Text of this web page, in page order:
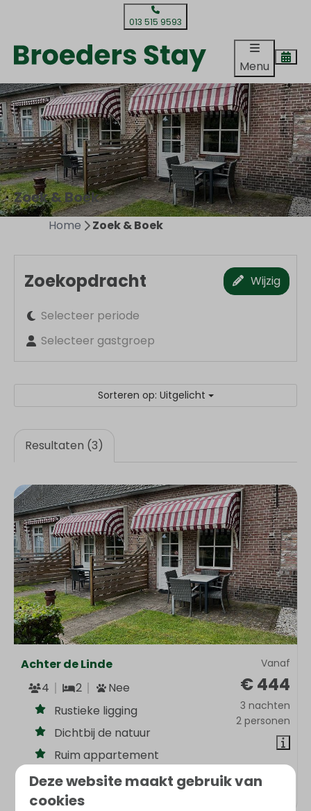
013 515 9593
Menu
Zoek & Boek
Home Zoek & Boek
Zoekopdracht Wijzig
Selecteer periode
Selecteer gastgroep
Sorteren op: Uitgelicht
Resultaten (3)
Vanaf
€ 444
3 nachten
2 personen
Achter de Linde
4
2
Nee
Rustieke ligging
Dichtbij de natuur
Ruim appartement
Bekijken
Deze website maakt gebruik van
cookies